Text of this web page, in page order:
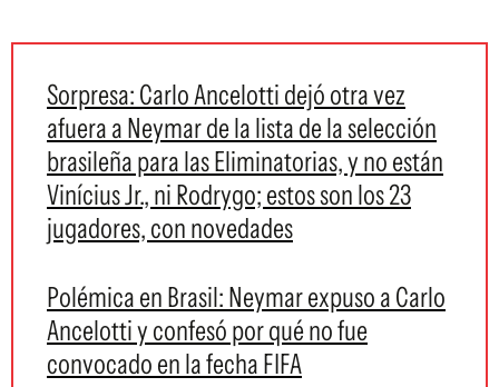
Sorpresa: Carlo Ancelotti dejó otra vez
afuera a Neymar de la lista de la selección
brasileña para las Eliminatorias, y no están
Vinícius Jr., ni Rodrygo; estos son los 23
jugadores, con novedades
Polémica en Brasil: Neymar expuso a Carlo
Ancelotti y confesó por qué no fue
convocado en la fecha FIFA